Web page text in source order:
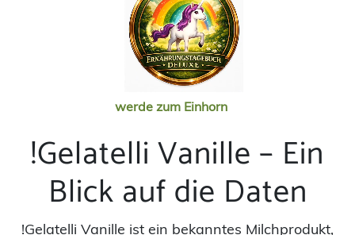
werde zum Einhorn
!Gelatelli Vanille – Ein
Blick auf die Daten
!Gelatelli Vanille ist ein bekanntes Milchprodukt,